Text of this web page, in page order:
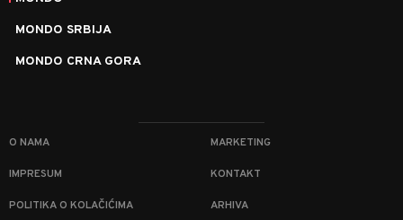
MONDO SRBIJA
MONDO CRNA GORA
O NAMA MARKETING
IMPRESUM KONTAKT
POLITIKA O KOLAČIĆIMA ARHIVA